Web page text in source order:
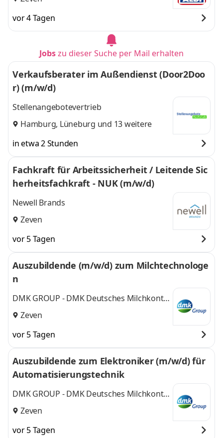
vor 4 Tagen
Jobszu dieser Suche per Mail erhalten
Verkaufsberater im Außendienst (Door2Doo
r) (m/w/d)
Stellenangebotevertrieb
Hamburg, Lüneburg und 13 weitere
in etwa 2 Stunden
Fachkraft für Arbeitssicherheit / Leitende Sic
herheitsfachkraft - NUK (m/w/d)
Newell Brands
Zeven
vor 5 Tagen
Auszubildende (m/w/d) zum Milchtechnologe
n
DMK GROUP - DMK Deutsches Milchkontor
GmbH
Zeven
vor 5 Tagen
Auszubildende zum Elektroniker (m/w/d) für
Automatisierungstechnik
DMK GROUP - DMK Deutsches Milchkontor
GmbH
Zeven
vor 5 Tagen